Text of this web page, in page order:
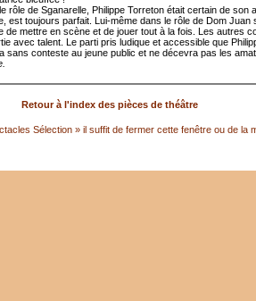
rôle de Sganarelle, Philippe Torreton était certain de son
est toujours parfait. Lui-même dans le rôle de Dom Juan
de mettre en scène et de jouer tout à la fois. Les autres
avec talent. Le parti pris ludique et accessible que
sans conteste au jeune public et ne décevra pas les
Retour à l'index des pièces de théâtre
Sélection » il suffit de fermer cette fenêtre ou de la